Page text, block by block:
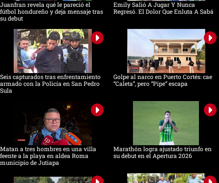
Juanfran revela qué le pareció el
fútbol hondureño y deja mensaje tras
su debut
Emily Salió A Jugar Y Nunca
Regresó. El Dolor Que Enluta A Sabá
Seis capturados tras enfrentamiento
armado con la Policía en San Pedro
Sula
Golpe al narco en Puerto Cortés: cae
“Caleta”, pero “Pipe” escapa
Matan a tres hombres en una villa
feente a la playa en aldea Roma
municipio de Jutiapa
Marathón logra ajustado triunfo en
su debut en el Apertura 2026